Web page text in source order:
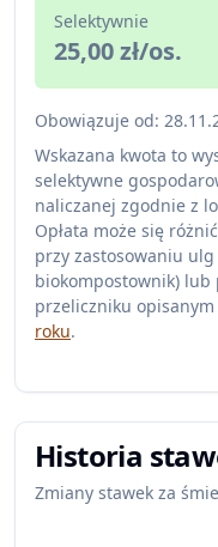
Selektywnie
25,00 zł/os.
Obowiązuje od:
Wskazana kwota to
selektywne
naliczanej zgodnie z
Opłata może się
przy zastosowaniu
biokompostownik)
przeliczniku
roku.
Historia
Zmiany stawek za